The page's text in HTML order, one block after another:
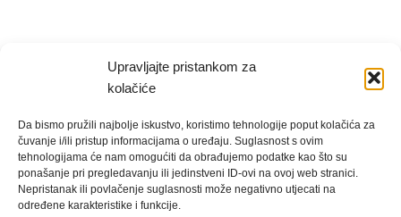
Upravljajte pristankom za
kolačiće
Da bismo pružili najbolje iskustvo, koristimo tehnologije poput kolačića za
čuvanje i/ili pristup informacijama o uređaju. Suglasnost s ovim
tehnologijama će nam omogućiti da obrađujemo podatke kao što su
ponašanje pri pregledavanju ili jedinstveni ID-ovi na ovoj web stranici.
Nepristanak ili povlačenje suglasnosti može negativno utjecati na
određene karakteristike i funkcije.